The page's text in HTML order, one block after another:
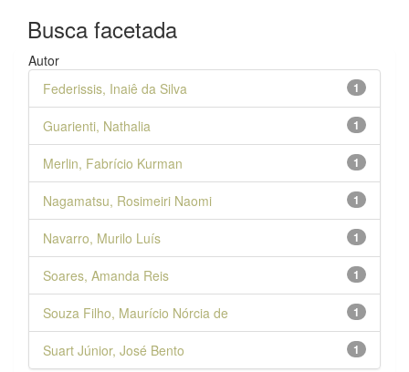
Busca facetada
Autor
1
Federissis, Inaiê da Silva
1
Guarienti, Nathalia
1
Merlin, Fabrício Kurman
1
Nagamatsu, Rosimeiri Naomi
1
Navarro, Murilo Luís
1
Soares, Amanda Reis
1
Souza Filho, Maurício Nórcia de
1
Suart Júnior, José Bento